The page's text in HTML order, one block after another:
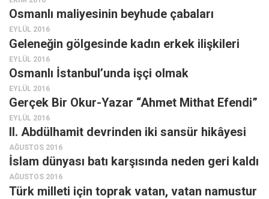
Osmanlı maliyesinin beyhude çabaları
EYLÜL 2016
Geleneğin gölgesinde kadın erkek ilişkileri
EYLÜL 2016
Osmanlı İstanbul’unda işçi olmak
EYLÜL 2016
Gerçek Bir Okur-Yazar “Ahmet Mithat Efendi”
EYLÜL 2016
II. Abdülhamit devrinden iki sansür hikâyesi
AĞUSTOS 2016
İslam dünyası batı karşısında neden geri kaldı
AĞUSTOS 2016
Türk milleti için toprak vatan, vatan namustur